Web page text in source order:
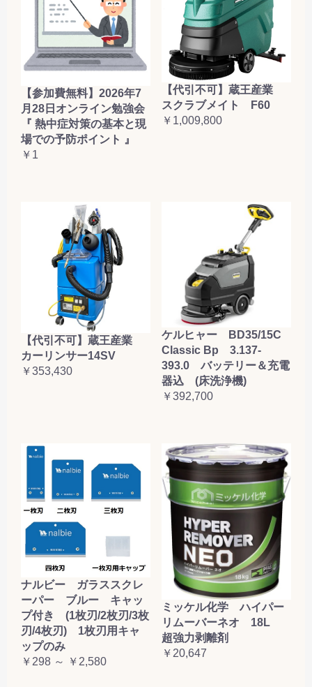
【参加費無料】2026年7
月28日オンライン勉強会
『 熱中症対策の基本と現
場での予防ポイント 』
￥1
【代引不可】蔵王産業
スクラブメイト F60
￥1,009,800
【代引不可】蔵王産業
カーリンサー14SV
￥353,430
ケルヒャー BD35/15C
Classic Bp 3.137-
393.0 バッテリー＆充電
器込 (床洗浄機)
￥392,700
ナルビー ガラススクレ
ーパー ブルー キャッ
プ付き (1枚刃/2枚刃/3枚
刃/4枚刃) 1枚刃用キャ
ップのみ
￥298 ～ ￥2,580
ミッケル化学 ハイパー
リムーバーネオ 18L
超強力剥離剤
￥20,647